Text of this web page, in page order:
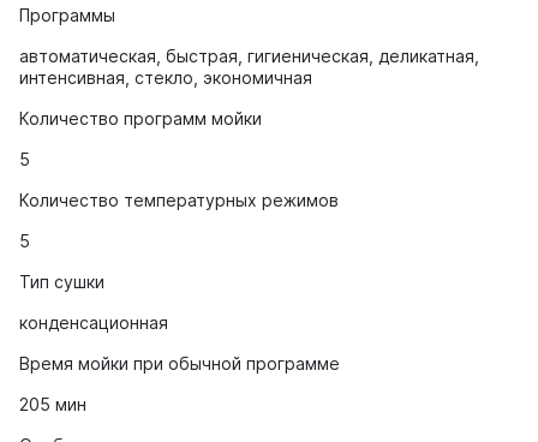
Программы
автоматическая, быстрая, гигиеническая, деликатная,
интенсивная, стекло, экономичная
Количество программ мойки
5
Количество температурных режимов
5
Тип сушки
конденсационная
Время мойки при обычной программе
205 мин